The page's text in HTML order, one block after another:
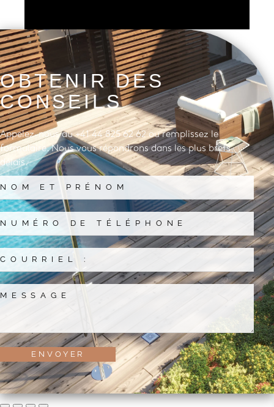
OBTENIR DES
CONSEILS
Appelez-nous au +41 44 825 62 62 ou remplissez le
formulaire. Nous vous répondrons dans les plus brefs
délais.
ENVOYER